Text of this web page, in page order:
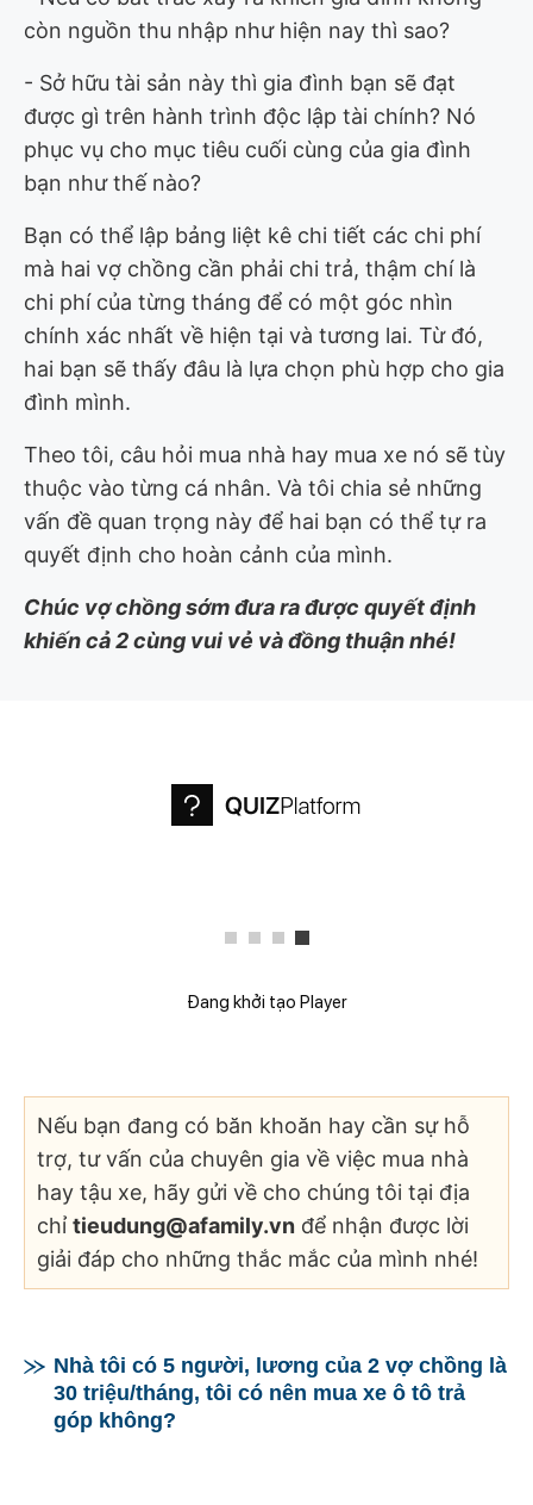
còn nguồn thu nhập như hiện nay thì sao?
- Sở hữu tài sản này thì gia đình bạn sẽ đạt
được gì trên hành trình độc lập tài chính? Nó
phục vụ cho mục tiêu cuối cùng của gia đình
bạn như thế nào?
Bạn có thể lập bảng liệt kê chi tiết các chi phí
mà hai vợ chồng cần phải chi trả, thậm chí là
chi phí của từng tháng để có một góc nhìn
chính xác nhất về hiện tại và tương lai. Từ đó,
hai bạn sẽ thấy đâu là lựa chọn phù hợp cho gia
đình mình.
Theo tôi, câu hỏi mua nhà hay mua xe nó sẽ tùy
thuộc vào từng cá nhân. Và tôi chia sẻ những
vấn đề quan trọng này để hai bạn có thể tự ra
quyết định cho hoàn cảnh của mình.
Chúc vợ chồng sớm đưa ra được quyết định
khiến cả 2 cùng vui vẻ và đồng thuận nhé!
Đang khởi tạo Player
Nếu bạn đang có băn khoăn hay cần sự hỗ
trợ, tư vấn của chuyên gia về việc mua nhà
hay tậu xe, hãy gửi về cho chúng tôi tại địa
chỉ tieudung@afamily.vn để nhận được lời
giải đáp cho những thắc mắc của mình nhé!
Nhà tôi có 5 người, lương của 2 vợ chồng là
30 triệu/tháng, tôi có nên mua xe ô tô trả
góp không?